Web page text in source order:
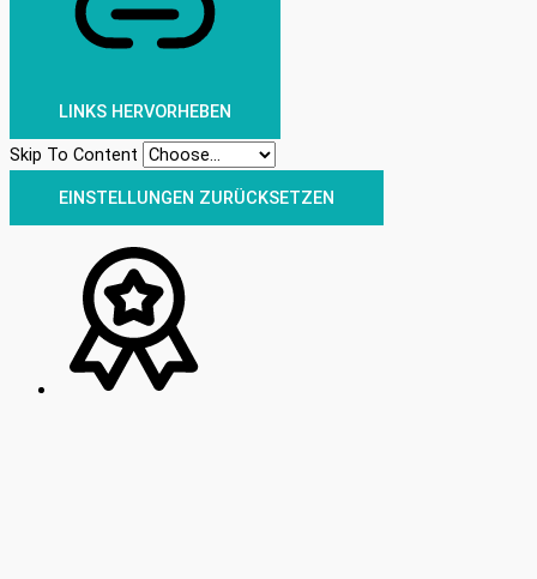
LINKS HERVORHEBEN
Skip To Content
EINSTELLUNGEN ZURÜCKSETZEN